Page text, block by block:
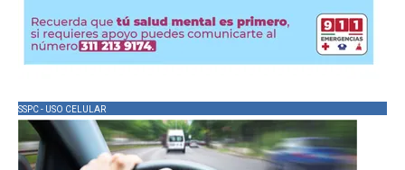
SSPC - USO CELULAR